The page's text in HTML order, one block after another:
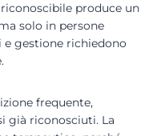
produce un
solo in persone
e gestione richiedono
frequente,
già riconosciuti. La